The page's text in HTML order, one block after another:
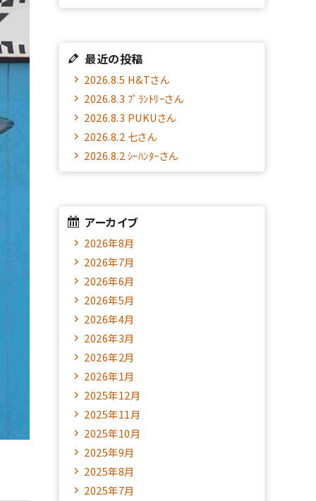
最近の投稿
2026.8.5 H&Tさん
2026.8.3 ﾌﾟﾗﾝﾄﾘｰさん
2026.8.3 PUKUさん
2026.8.2 七さん
2026.8.2 ｼｰﾊﾝﾀｰさん
アーカイブ
2026年8月
2026年7月
2026年6月
2026年5月
2026年4月
2026年3月
2026年2月
2026年1月
2025年12月
2025年11月
2025年10月
2025年9月
2025年8月
2025年7月